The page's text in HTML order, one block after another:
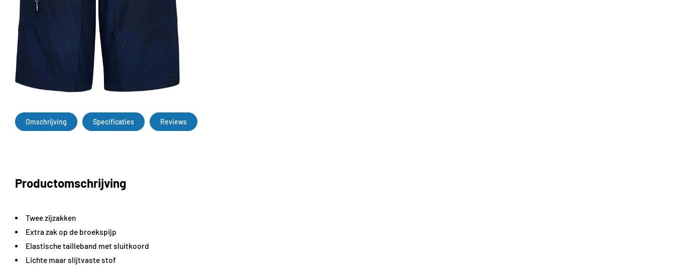
Omschrijving Specificaties Reviews
Productomschrijving
Twee zijzakken
Extra zak op de broekspijp
Elastische tailleband met sluitkoord
Lichte maar slijtvaste stof